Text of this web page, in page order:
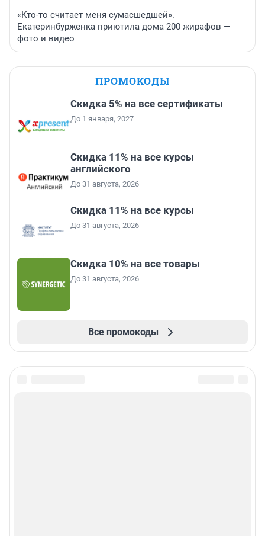
«Кто-то считает меня сумасшедшей».
Екатеринбурженка приютила дома 200 жирафов —
фото и видео
ПРОМОКОДЫ
Скидка 5% на все сертификаты
До 1 января, 2027
Скидка 11% на все курсы
английского
До 31 августа, 2026
Скидка 11% на все курсы
До 31 августа, 2026
Скидка 10% на все товары
До 31 августа, 2026
Все промокоды